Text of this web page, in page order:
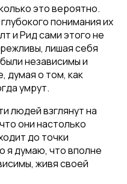
это вероятно.
понимания их
и Рид сами этого не
лишая себя
независимы и
думая о том, как
умрут.
людей взглянут на
они настолько
до точки
я думаю, что вполне
живя своей